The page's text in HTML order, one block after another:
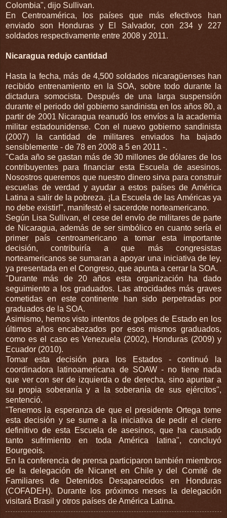
Colombia", dijo Sullivan.
En Centroamérica, los países que más efectivos han
enviado son Honduras y El Salvador, con 234 y 227
soldados respectivamente entre 2008 y 2011.
Nicaragua redujo cantidad
Hasta la fecha, más de 4,500 soldados nicaragüenses han
recibido entrenamiento en la SOA, sobre todo durante la
dictadura somocista. Después de una larga suspensión
durante el periodo del gobierno sandinista en los años 80, a
partir de 2001 Nicaragua reanudó los envíos a la academia
militar estadounidense. Con el nuevo gobierno sandinista
(2007) la cantidad de militares enviados ha bajado
sensiblemente - de 78 en 2008 a 5 en 2011 -.
"Cada año se gastan más de 30 millones de dólares de los
contribuyentes para financiar esta Escuela de asesinos.
Nosostros queremos que nuestro dinero sirva para construir
escuelas de verdad y ayudar a estos países de América
Latina a salir de la pobreza. ¡La Escuela de las Américas ya
no debe existir!", manifestó el sacerdote norteamericano.
Según Lisa Sullivan, el cese del envío de militares de parte
de Nicaragua, además de ser simbólico en cuanto sería el
primer país centroamericano a tomar esta importante
decisión, contribuiría a que más congresistas
norteamericanos se sumaran a apoyar una iniciativa de ley,
ya presentada en el Congreso, que apunta a cerrar la SOA.
"Durante más de 20 años esta organización ha dado
seguimiento a los graduados. Las atrocidades más graves
cometidas en este continente han sido perpetradas por
graduados de la SOA.
Asimismo, hemos visto intentos de golpes de Estado en los
últimos años encabezados por esos mismos graduados,
como es el caso es Venezuela (2002), Honduras (2009) y
Ecuador (2010).
Tomar esta decisión para los Estados - continuó la
coordinadora latinoamericana de SOAW - no tiene nada
que ver con ser de izquierda o de derecha, sino apuntar a
su propia soberanía y a la soberanía de sus ejércitos",
sentenció.
"Tenemos la esperanza de que el presidente Ortega tome
esta decisión y se sume a la iniciativa de pedir el cierre
definitivo de esta Escuela de asesinos, que ha causado
tanto sufrimiento en toda América latina", concluyó
Bourgeois.
En la conferencia de prensa participaron también miembros
de la delegación de Nicanet en Chile y del Comité de
Familiares de Detenidos Desaparecidos en Honduras
(COFADEH). Durante los próximos meses la delegación
visitará Brasil y otros países de América Latina.